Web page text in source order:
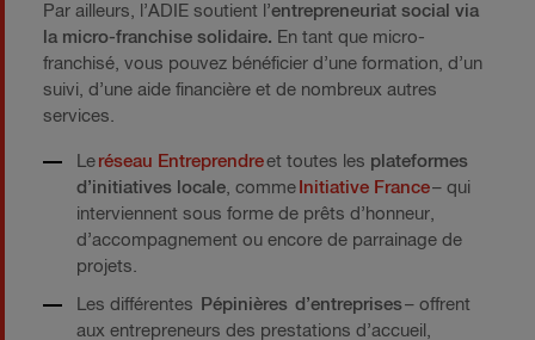
Par ailleurs, l’ADIE soutient l’entrepreneuriat social via
la micro-franchise solidaire. En tant que micro-
franchisé, vous pouvez bénéficier d’une formation, d’un
suivi, d’une aide financière et de nombreux autres
services.
Le réseau Entreprendreet toutes les plateformes
d’initiatives locale, comme Initiative France– qui
interviennent sous forme de prêts d’honneur,
d’accompagnement ou encore de parrainage de
projets.
Les différentes Pépinières d’entreprises– offrent
aux entrepreneurs des prestations d’accueil,